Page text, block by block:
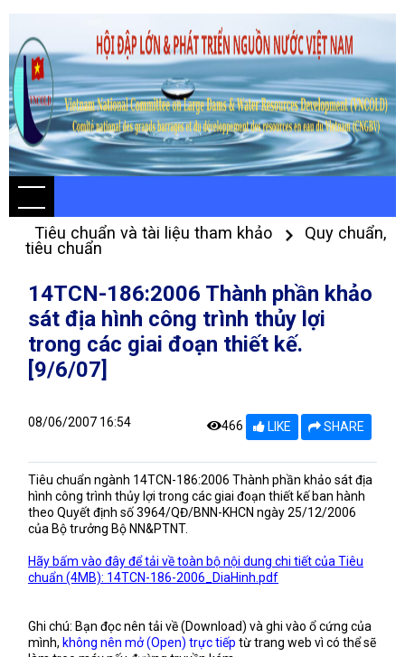
Tiêu chuẩn và tài liệu tham khảo
Quy chuẩn,
tiêu chuẩn
14TCN-186:2006 Thành phần khảo
sát địa hình công trình thủy lợi
trong các giai đoạn thiết kế.
[9/6/07]
08/06/2007 16:54 466 LIKE SHARE
Tiêu chuẩn ngành 14TCN-186:2006 Thành phần khảo sát địa
hình công trình thủy lợi trong các giai đoạn thiết kế ban hành
theo Quyết định số 3964/QĐ/BNN-KHCN ngày 25/12/2006
của Bộ trưởng Bộ NN&PTNT.
Hãy bấm vào đây để tải về toàn bộ nội dung chi tiết của Tiêu
chuẩn (4MB): 14TCN-186-2006_DiaHinh.pdf
Ghi chú: Bạn đọc nên tải về (Download) và ghi vào ổ cứng của
mình, không nên mở (Open) trực tiếp từ trang web vì có thể sẽ